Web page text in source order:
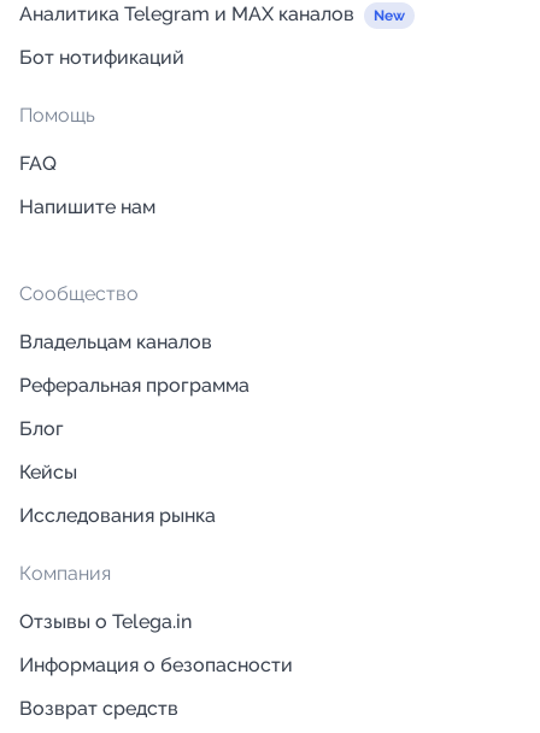
Аналитика Telegram и MAX каналов
Бот нотификаций
Помощь
FAQ
Напишите нам
Сообщество
Владельцам каналов
Реферальная программа
Блог
Кейсы
Исследования рынка
Компания
Отзывы о Telega.in
Информация о безопасности
Возврат средств